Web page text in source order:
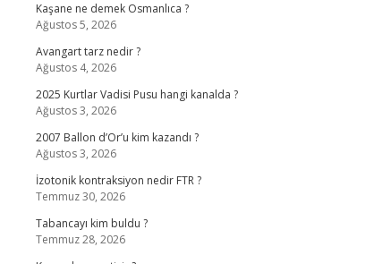
Kaşane ne demek Osmanlıca ?
Ağustos 5, 2026
Avangart tarz nedir ?
Ağustos 4, 2026
2025 Kurtlar Vadisi Pusu hangi kanalda ?
Ağustos 3, 2026
2007 Ballon d’Or’u kim kazandı ?
Ağustos 3, 2026
İzotonik kontraksiyon nedir FTR ?
Temmuz 30, 2026
Tabancayı kim buldu ?
Temmuz 28, 2026